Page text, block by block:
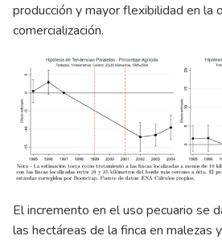
producción y mayor flexibilidad en la
comercialización.
El incremento en el uso pecuario se
las hectáreas de la finca en malezas